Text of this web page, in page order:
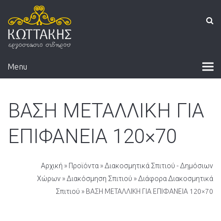
Menu
ΒΑΣΗ ΜΕΤΑΛΛΙΚΗ ΓΙΑ
ΕΠΙΦΑΝΕΙΑ 120×70
Αρχική » Προϊόντα »Διακοσμητικά Σπιτιού - Δημόσιων
Χώρων»Διακόσμηση Σπιτιού »Διάφορα Διακοσμητικά
Σπιτιού » ΒΑΣΗ ΜΕΤΑΛΛΙΚΗ ΓΙΑ ΕΠΙΦΑΝΕΙΑ 120×70